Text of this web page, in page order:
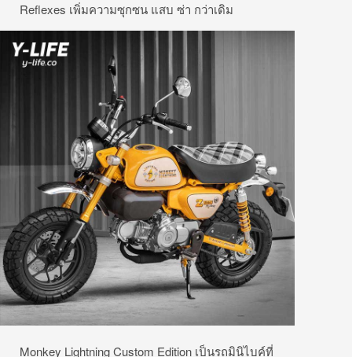
Reflexes เพิ่มความซุกซน แสบ ซ่า กว่าเดิม
Monkey Lightning Custom Edition เป็นรถมินิไบค์ที่